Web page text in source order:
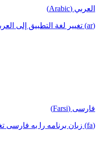
العربي (Arabic)
(ar) تغيير لغة التطبيق إلى العربية
فارسی (Farsi)
(fa) زبان برنامه را به فارسی تغییر دهید